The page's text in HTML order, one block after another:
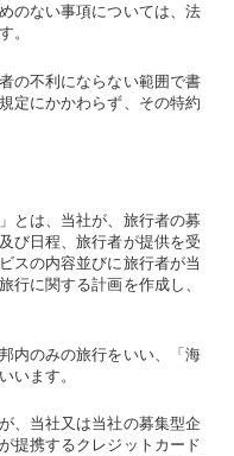
のない事項については、法
。
の不利にならない範囲で書
定にかかわらず、その特約
とは、当社が、旅行者の募
び日程、旅行者が提供を受
スの内容並びに旅行者が当
行に関する計画を作成し、
内のみの旅行をいい、「海
います。
、当社又は当社の募集型企
提携するクレジットカード